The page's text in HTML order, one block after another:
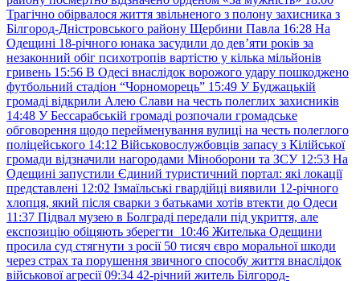
Трагічно обірвалося життя звільненого з полону захисника з
Білгород-Дністровського району Щербини Павла 16:28 На
Одещині 18-річного юнака засудили до дев’яти років за
незаконний обіг психотропів вартістю у кілька мільйонів
гривень 15:56 В Одесі внаслідок ворожого удару пошкоджено
футбольний стадіон “Чорноморець” 15:49 У Буджацькій
громаді відкрили Алею Слави на честь полеглих захисників
14:48 У Бессарабській громаді розпочали громадське
обговорення щодо перейменування вулиці на честь полеглого
поліцейського 14:12 Військовослужбовців запасу з Кілійської
громади відзначили нагородами Міноборони та ЗСУ 12:53 На
Одещині запустили Єдиний туристичний портал: які локації
представлені 12:02 Ізмаїльські гвардійці виявили 12-річного
хлопця, який після сварки з батьками хотів втекти до Одеси
11:37 Підвал музею в Болграді передали під укриття, але
експозицію обіцяють зберегти 10:46 Жителька Одещини
просила суд стягнути з росії 50 тисяч євро моральної шкоди
через страх та порушення звичного способу життя внаслідок
військової агресії 09:34 42-річний житель Білгород-